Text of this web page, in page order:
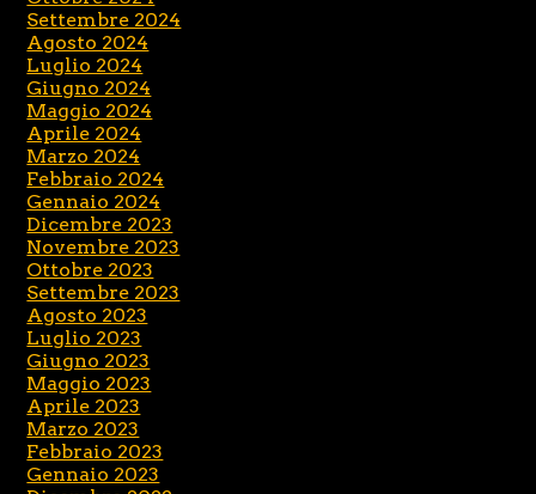
Settembre 2024
Agosto 2024
Luglio 2024
Giugno 2024
Maggio 2024
Aprile 2024
Marzo 2024
Febbraio 2024
Gennaio 2024
Dicembre 2023
Novembre 2023
Ottobre 2023
Settembre 2023
Agosto 2023
Luglio 2023
Giugno 2023
Maggio 2023
Aprile 2023
Marzo 2023
Febbraio 2023
Gennaio 2023